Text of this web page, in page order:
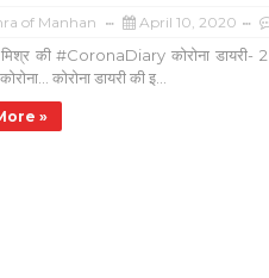
of Manhan April 10, 2020
की #CoronaDiary कोरोना डायरी- 2
कोरोना डायरी की इ...
»